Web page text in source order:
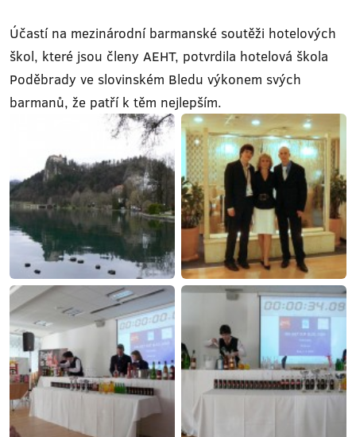
Účastí na mezinárodní barmanské soutěži hotelových
škol, které jsou členy AEHT, potvrdila hotelová škola
Poděbrady ve slovinském Bledu výkonem svých
barmanů, že patří k těm nejlepším.